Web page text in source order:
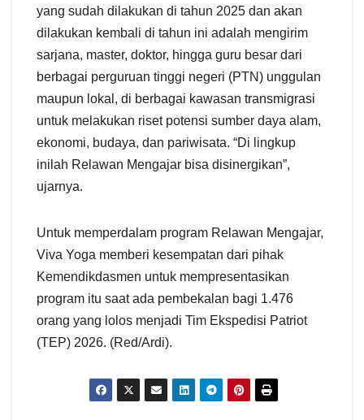
yang sudah dilakukan di tahun 2025 dan akan
dilakukan kembali di tahun ini adalah mengirim
sarjana, master, doktor, hingga guru besar dari
berbagai perguruan tinggi negeri (PTN) unggulan
maupun lokal, di berbagai kawasan transmigrasi
untuk melakukan riset potensi sumber daya alam,
ekonomi, budaya, dan pariwisata. “Di lingkup
inilah Relawan Mengajar bisa disinergikan”,
ujarnya.
Untuk memperdalam program Relawan Mengajar,
Viva Yoga memberi kesempatan dari pihak
Kemendikdasmen untuk mempresentasikan
program itu saat ada pembekalan bagi 1.476
orang yang lolos menjadi Tim Ekspedisi Patriot
(TEP) 2026. (Red/Ardi).